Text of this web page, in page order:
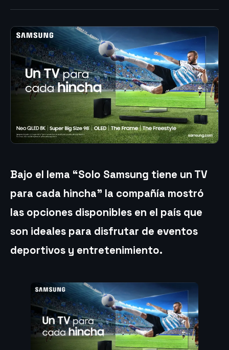
Bajo el lema “Solo Samsung tiene un TV
para cada hincha” la compañía mostró
las opciones disponibles en el país que
son ideales para disfrutar de eventos
deportivos y entretenimiento.